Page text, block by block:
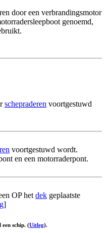
door een verbrandingsmotor
genoemd,
schepraderen voortgestuwd
voortgestuwd wordt.
en een motorraderpont.
OP het dek geplaatste
]
een schip. (Uitleg).